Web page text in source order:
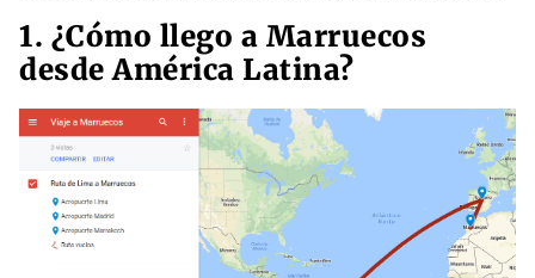
1. ¿Cómo llego a Marruecos
desde América Latina?